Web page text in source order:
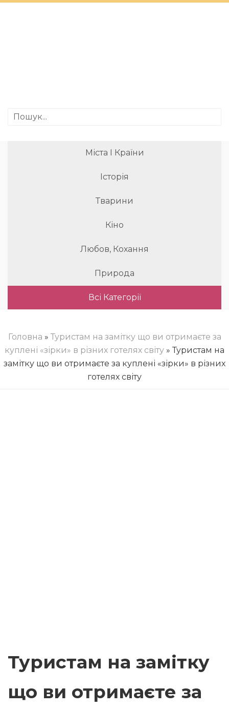
Міста І Країни
Історія
Тварини
Кіно
Любов, Кохання
Природа
Всі Категорії
Головна » Туристам на замітку що ви отримаєте за
куплені «зірки» в різних готелях світу » Туристам на
замітку що ви отримаєте за куплені «зірки» в різних
готелях світу
Туристам на замітку
що ви отримаєте за